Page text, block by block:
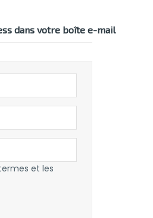
dans votre boîte e-mail
et les